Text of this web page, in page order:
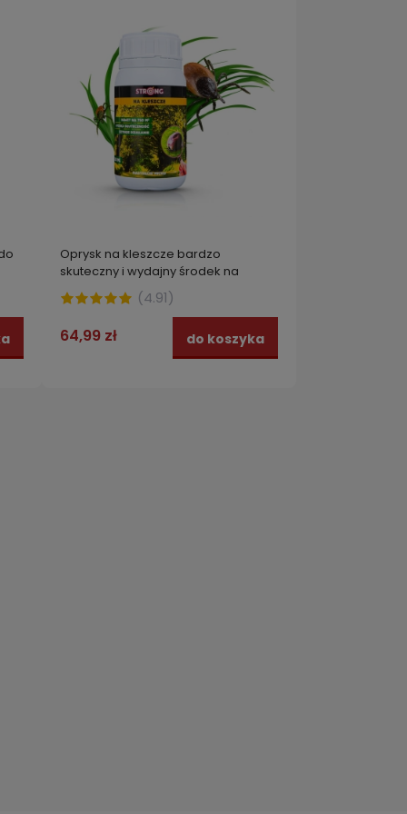
Oprysk na kleszcze bardzo
skuteczny i wydajny środek na
kleszcze STRONG 250 ml
(4.91)
64,99 zł do koszyka